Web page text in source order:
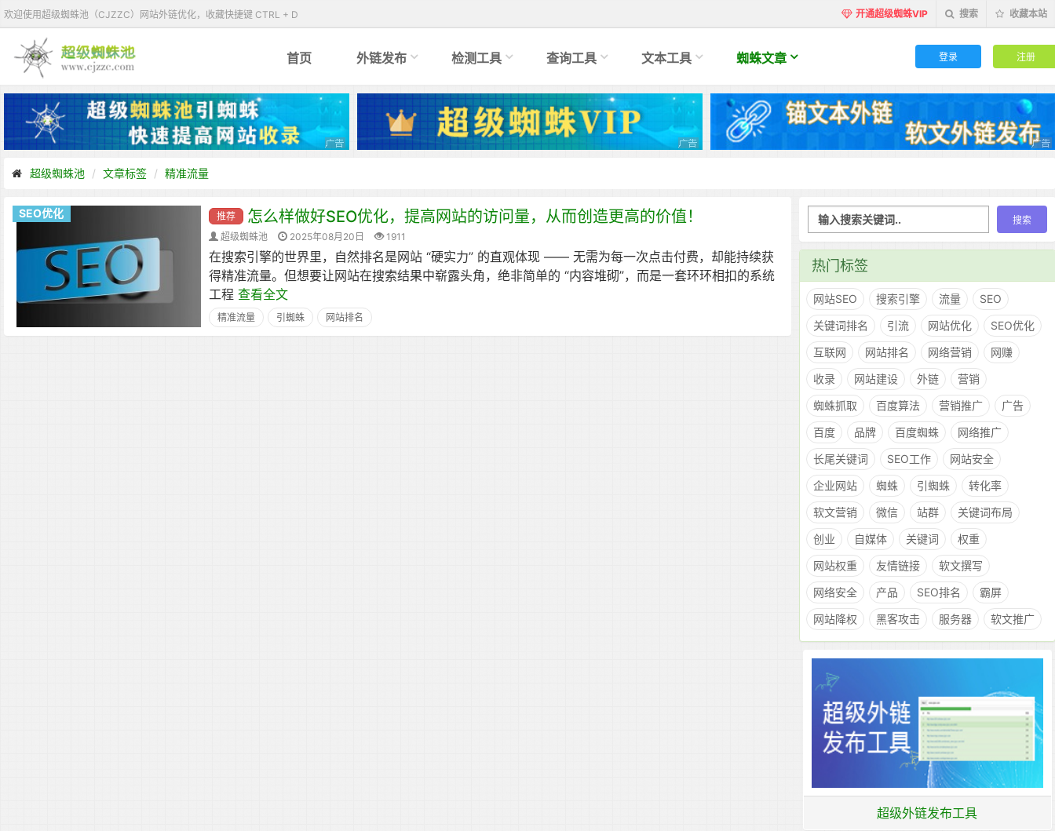
欢迎使用超级蜘蛛池（CJZZC）网站外链优化，收藏快捷键 CTRL + D 开通超级蜘蛛VIP 搜索 收藏本站
首页 外链发布 检测工具 查询工具 文本工具 蜘蛛文章 登录 注册
超级蜘蛛池 文章标签 精准流量
SEO优化 推荐 怎么样做好SEO优化，提高网站的访问量，从而创造更高的价值！
超级蜘蛛池 2025年08月20日 1911
在搜索引擎的世界里，自然排名是网站 “硬实力” 的直观体现 —— 无需为每一次点击付费，却能持续获
得精准流量。但想要让网站在搜索结果中崭露头角，绝非简单的 “内容堆砌”，而是一套环环相扣的系统
工程查看全文
精准流量 引蜘蛛 网站排名
热门标签
网站SEO 搜索引擎 流量
SEO
关键词排名
引流 网站优化
SEO优化
互联网
网站排名 网络营销
网赚
收录
网站建设 外链
营销
蜘蛛抓取
百度算法 营销推广
广告
百度
品牌 百度蜘蛛
网络推广
长尾关键词
SEO工作
网站安全
企业网站
蜘蛛 引蜘蛛
转化率
软文营销
微信 站群
关键词布局
创业
自媒体 关键词
权重
网站权重
友情链接
软文撰写
网络安全
产品 SEO排名
霸屏
网站降权
黑客攻击 服务器 软文推广
超级外链发布工具